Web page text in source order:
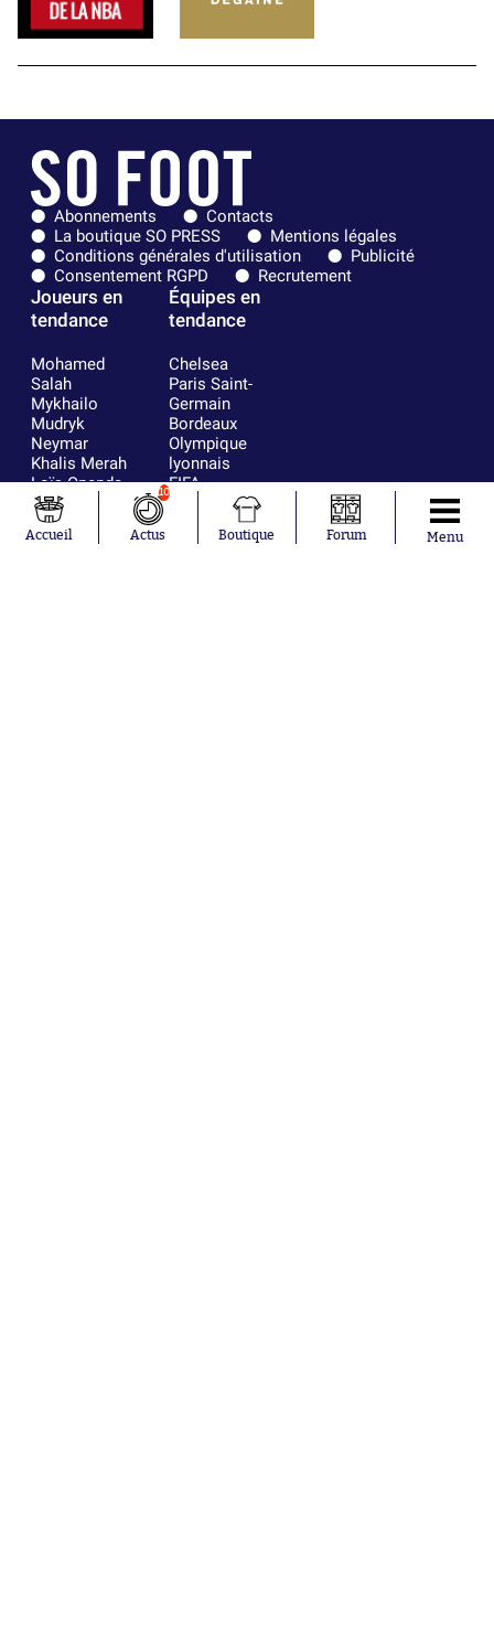
Abonnements
Contacts
La boutique SO PRESS
Mentions légales
Conditions générales d'utilisation
Publicité
Consentement RGPD
Recrutement
Joueurs en
tendance
Mohamed
Salah
Mykhailo
Mudryk
Neymar
Khalis Merah
Loïs Openda
Moussa
Niakhaté
Nicolás
Équipes en
tendance
Chelsea
Paris Saint-
Germain
Bordeaux
Olympique
lyonnais
FIFA
Real Madrid
RC Strasbourg
AC Milan
Accueil
10
Actus Boutique Forum Menu